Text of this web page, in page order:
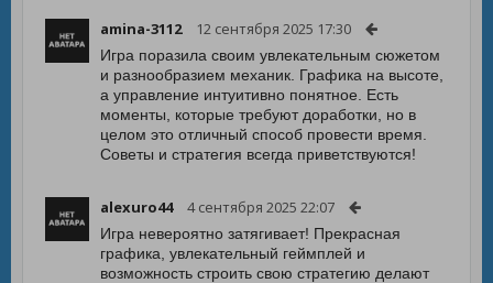
amina-3112 12 сентября 2025 17:30
Игра поразила своим увлекательным сюжетом
и разнообразием механик. Графика на высоте,
а управление интуитивно понятное. Есть
моменты, которые требуют доработки, но в
целом это отличный способ провести время.
Советы и стратегия всегда приветствуются!
alexuro44 4 сентября 2025 22:07
Игра невероятно затягивает! Прекрасная
графика, увлекательный геймплей и
возможность строить свою стратегию делают